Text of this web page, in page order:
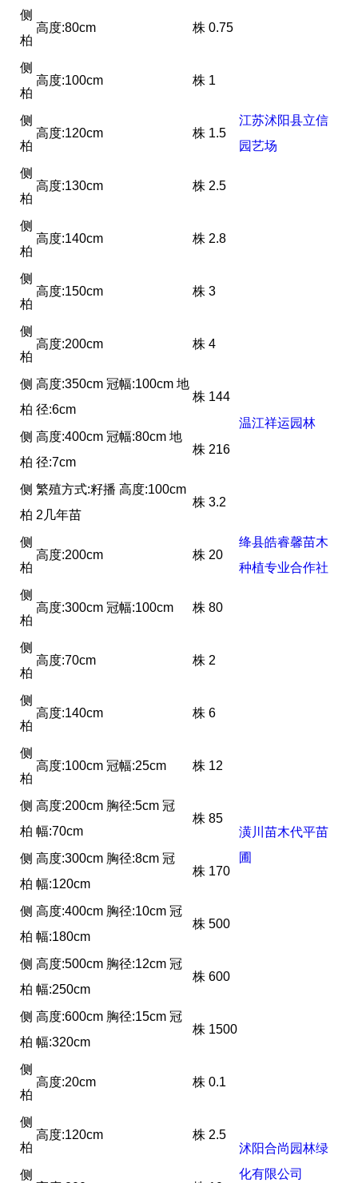
江苏沭阳县立信
园艺场
侧
柏
高度:80cm 株 0.75
侧
柏
高度:100cm 株 1
侧
柏
高度:120cm 株 1.5
侧
柏
高度:130cm 株 2.5
侧
柏
高度:140cm 株 2.8
侧
柏
高度:150cm 株 3
侧
柏
高度:200cm 株 4
侧
柏
高度:350cm 冠幅:100cm 地
径:6cm
株 144
温江祥运园林
侧
柏
高度:400cm 冠幅:80cm 地
径:7cm
株 216
侧
柏
繁殖方式:籽播 高度:100cm
2几年苗
株 3.2
绛县皓睿馨苗木
种植专业合作社
侧
柏
高度:200cm 株 20
侧
柏
高度:300cm 冠幅:100cm 株 80
侧
柏
高度:70cm 株 2
潢川苗木代平苗
圃
侧
柏
高度:140cm 株 6
侧
柏
高度:100cm 冠幅:25cm 株 12
侧
柏
高度:200cm 胸径:5cm 冠
幅:70cm
株 85
侧
柏
高度:300cm 胸径:8cm 冠
幅:120cm
株 170
侧
柏
高度:400cm 胸径:10cm 冠
幅:180cm
株 500
侧
柏
高度:500cm 胸径:12cm 冠
幅:250cm
株 600
侧
柏
高度:600cm 胸径:15cm 冠
幅:320cm
株 1500
侧
柏
高度:20cm 株 0.1
沭阳合尚园林绿
化有限公司
侧
柏
高度:120cm 株 2.5
侧